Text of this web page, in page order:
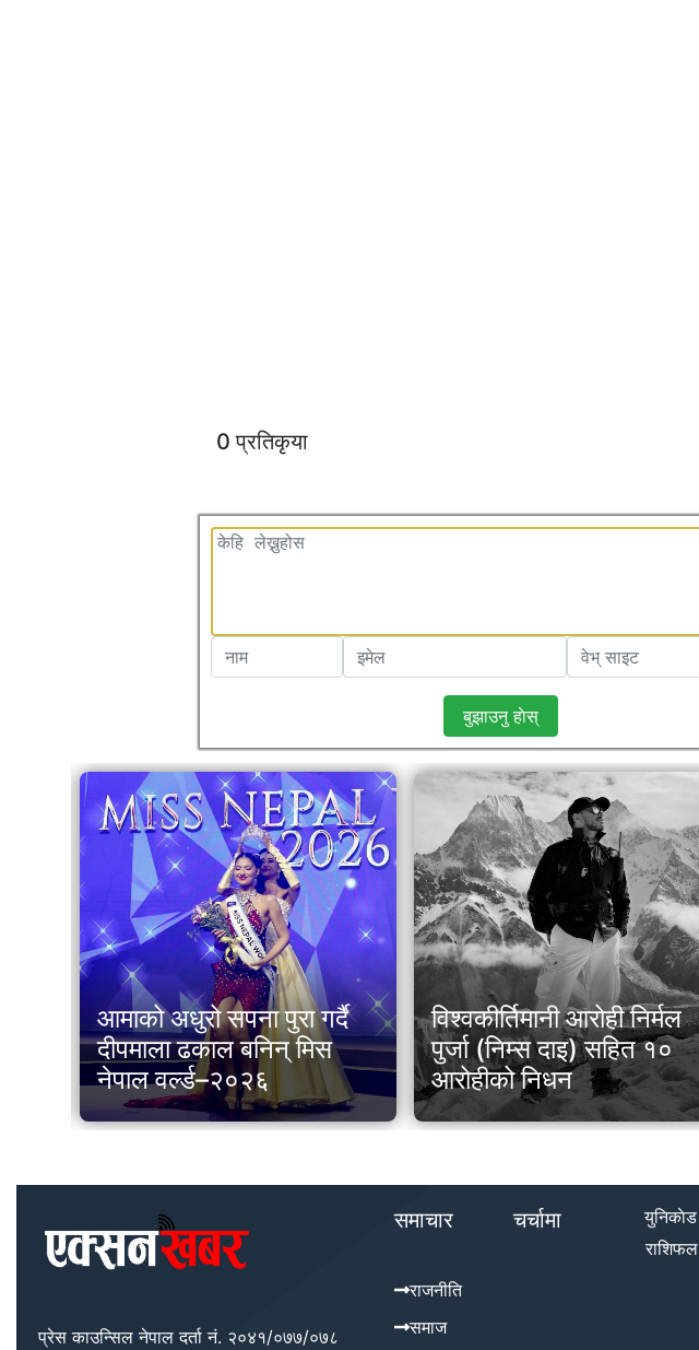
0 प्रतिकृया
बुझाउनु हाेस्
आमाको अधुरो सपना पुरा गर्दै
दीपमाला ढकाल बनिन् मिस
नेपाल वर्ल्ड–२०२६
विश्वकीर्तिमानी आरोही निर्मल
पुर्जा (निम्स दाइ) सहित १०
आरोहीको निधन
प्रेस काउन्सिल नेपाल दर्ता नं. २०४१/०७७/०७८
समाचार
राजनीति
समाज
चर्चामा
युनिकाेड
राशिफल